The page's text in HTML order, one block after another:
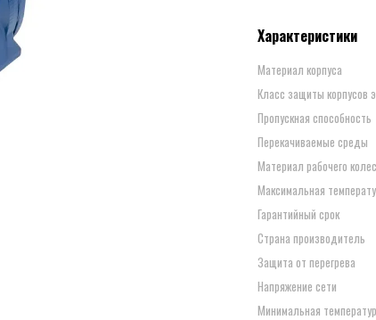
Характеристики
Материал корпуса
Класс защиты корпусов
Пропускная способность
Перекачиваемые среды
Материал рабочего
Максимальная
Гарантийный срок
Страна производитель
Защита от перегрева
Напряжение сети
Минимальная